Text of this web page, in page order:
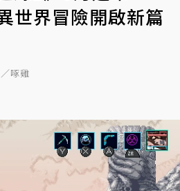
世界冒險開啟新篇
啄雞